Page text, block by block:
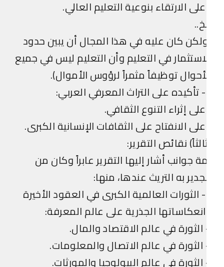
الارتقاء بنوعية التعليم العالي.
كان عليه في هذا المجال أن يبين حدود
في التعليم وأن التعليم ليس في جميع
توظيفاً مثمراً لرؤوس الأموال).
إثراء التنوع الثقافي.
الانفتاح على الثقافات الإنسانية الكبرى.
نقائص التقرير:
جوانب أشار إليها التقرير عابراً وكان من
به التريث عندها، منها:
1- الثورات العالمية الكبرى في العقود الأخيرة
الجذرية على عالم المعرفة:
في عالم الاقتصاد والمال.
في عالم الاتصال والمعلومات.
في عالم البيولوجيا والمورثات.